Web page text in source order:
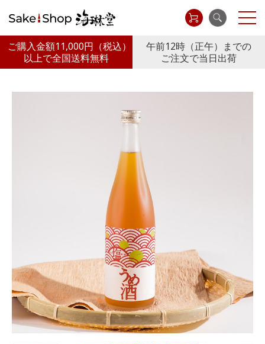
ご購入金額11,000円 （税込）
以上で全国送料無料
午前12時（正午）までの
ご注文で当日出荷